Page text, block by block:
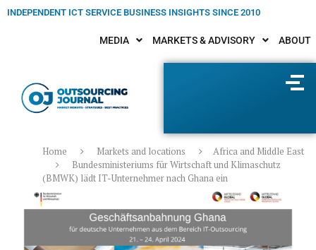
INDEPENDENT ICT SERVICE BUSINESS INSIGHTS SINCE 2010
MEDIA MARKETS & ADVISORY ABOUT
Home Markets and locations
Africa and Middle East
Bundesministeriums für Wirtschaft und Klimaschutz
(BMWK) lädt IT-Unternehmer nach Ghana ein